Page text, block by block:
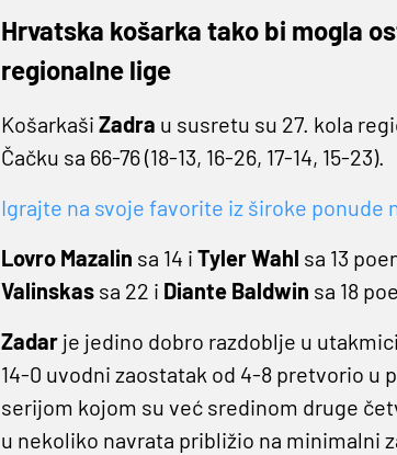
Hrvatska košarka tako bi mogla
regionalne lige
Košarkaši Zadra u susretu su 27. kola
Čačku sa 66-76 (18-13, 16-26, 17-14, 15-23).
Igrajte na svoje favorite iz široke ponude
Lovro Mazalin sa 14 i Tyler Wahl sa 13
Valinskas sa 22 i Diante Baldwin sa 18
Zadar je jedino dobro razdoblje u
14-0 uvodni zaostatak od 4-8 pretvorio u
serijom kojom su već sredinom druge
u nekoliko navrata približio na minimalni